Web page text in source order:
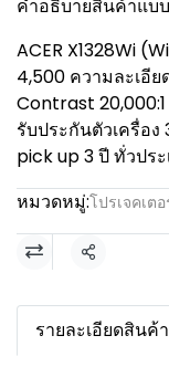
คำอธิบายสินค้าแบ
ACER X1328Wi
4,500 ความละเอี
Contrast
รับประกันตัวเครื่อ
pick up 3 ปี ทั่วปร
หมวดหมู่:โปรเจคเต
แชร์
รายละเอียดสินค้า